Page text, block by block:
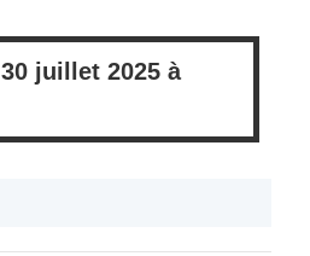
30 juillet 2025 à